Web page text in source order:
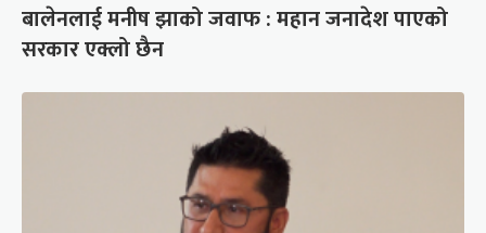
बालेनलाई मनीष झाको जवाफ : महान जनादेश पाएको
सरकार एक्लो छैन